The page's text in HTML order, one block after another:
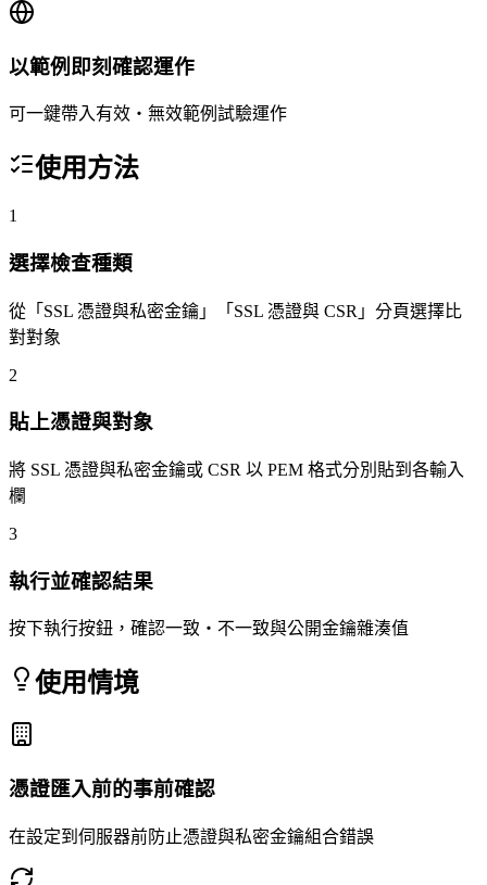
以範例即刻確認運作
可一鍵帶入有效・無效範例試驗運作
使用方法
1
選擇檢查種類
從「SSL 憑證與私密金鑰」「SSL 憑證與 CSR」分頁選擇比
對對象
2
貼上憑證與對象
將 SSL 憑證與私密金鑰或 CSR 以 PEM 格式分別貼到各輸入
欄
3
執行並確認結果
按下執行按鈕，確認一致・不一致與公開金鑰雜湊值
使用情境
憑證匯入前的事前確認
在設定到伺服器前防止憑證與私密金鑰組合錯誤